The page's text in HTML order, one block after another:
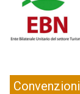
Convenzioni